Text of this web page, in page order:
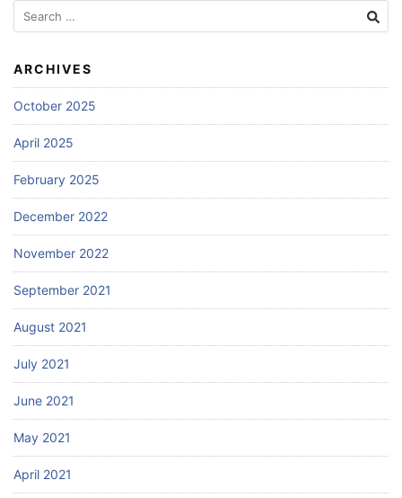
Search
for:
ARCHIVES
October 2025
April 2025
February 2025
December 2022
November 2022
September 2021
August 2021
July 2021
June 2021
May 2021
April 2021